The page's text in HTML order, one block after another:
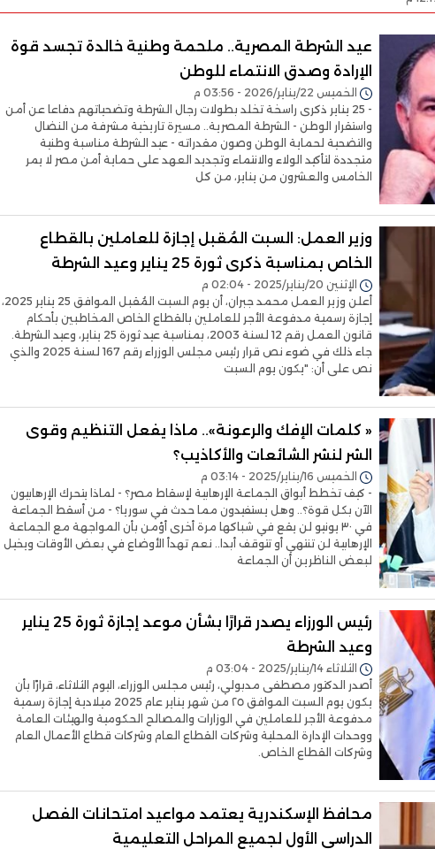
عيد الشرطة المصرية.. ملحمة وطنية خالدة تجسد قوة
الإرادة وصدق الانتماء للوطن
الخميس 22/يناير/2026 - 03:56 م
- 25 يناير ذكرى راسخة تخلد بطولات رجال الشرطة وتضحياتهم دفاعا عن أمن
واستقرار الوطن - الشرطة المصرية.. مسيرة تاريخية مشرفة من النضال
والتضحية لحماية الوطن وصون مقدراته - عيد الشرطة مناسبة وطنية
متجددة لتأكيد الولاء والانتماء وتجديد العهد على حماية أمن مصر لا يمر
الخامس والعشرون من يناير، من كل
وزير العمل: السبت المُقبل إجازة للعاملين بالقطاع
الخاص بمناسبة ذكرى ثورة 25 يناير وعيد الشرطة
الإثنين 20/يناير/2025 - 02:04 م
أعلن وزير العمل محمد جبران، أن يوم السبت المُقبل الموافق 25 يناير 2025،
إجازة رسمية مدفوعة الأجر للعاملين بالقطاع الخاص المخاطبين بأحكام
قانون العمل رقم 12 لسنة 2003، بمناسبة عيد ثورة 25 يناير، وعيد الشرطة.
جاء ذلك في ضوء نص قرار رئيس مجلس الوزراء رقم 167 لسنة 2025 والذي
نص على أن: "يكون يوم السبت
« كلمات الإفك والرعونة».. ماذا يفعل التنظيم وقوى
الشر لنشر الشائعات والأكاذيب؟
الخميس 16/يناير/2025 - 03:14 م
- كيف تخطط أبواق الجماعة الإرهابية لإسقاط مصر؟ - لماذا يتحرك الإرهابيون
الآن بكل قوة؟.. وهل يستفيدون مما حدث في سوريا؟ - من أسقط الجماعة
في ٣٠ يونيو لن يقع في شباكها مرة أخرى أؤمن بأن المواجهة مع الجماعة
الإرهابية لن تنتهي أو تتوقف أبدا.. نعم تهدأ الأوضاع في بعض الأوقات ويخيل
لبعض الناظرين أن الجماعة
رئيس الورزاء يصدر قرارًا بشأن موعد إجازة ثورة 25 يناير
وعيد الشرطة
الثلاثاء 14/يناير/2025 - 03:04 م
أصدر الدكتور مصطفى مدبولي، رئيس مجلس الوزراء، اليوم الثلاثاء، قرارًا بأن
يكون يوم السبت الموافق ٢٥ من شهر يناير عام 2025 ميلادية إجازة رسمية
مدفوعة الأجر للعاملين في الوزارات والمصالح الحكومية والهيئات العامة
ووحدات الإدارة المحلية وشركات القطاع العام وشركات قطاع الأعمال العام
وشركات القطاع الخاص.
محافظ الإسكندرية يعتمد مواعيد امتحانات الفصل
الدراسي الأول لجميع المراحل التعليمية